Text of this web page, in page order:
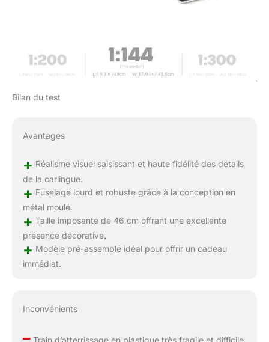
problème pour vous
vous accordez à nos
produits !
Bilan du test
Avantages
+ Réalisme visuel saisissant et haute fidélité des détails
de la carlingue.
+ Fuselage lourd et robuste grâce à la conception en
métal moulé.
+ Taille imposante de 46 cm offrant une excellente
présence décorative.
+ Modèle pré-assemblé idéal pour offrir un cadeau
immédiat.
Inconvénients
–Train d’atterrissage en plastique très fragile et difficile